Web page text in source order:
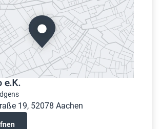
19, 52078 Aachen